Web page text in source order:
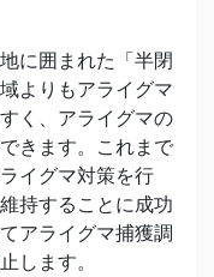
に囲まれた「半閉
よりもアライグマ
く、アライグマの
きます。これまで
イグマ対策を行
持することに成功
アライグマ捕獲調
します。